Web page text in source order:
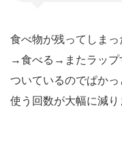
食べ物が残ってしま
→食べる→またラップ
ついているのでぱか
使う回数が大幅に減り